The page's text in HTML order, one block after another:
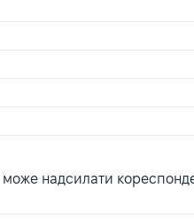
надсилати